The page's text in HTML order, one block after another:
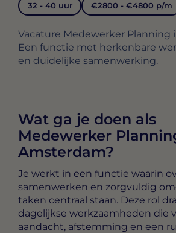
32 - 40 uur €2800 - €4800 p/m
Vacature Medewerker Planning
Een functie met herkenbare
en duidelijke samenwerking.
Wat ga je doen als
Medewerker
Amsterdam?
Je werkt in een functie waarin
samenwerken en zorgvuldig
taken centraal staan. Deze rol
dagelijkse werkzaamheden die
aandacht, afstemming en een